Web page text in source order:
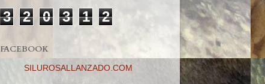
3 2 0 3 1 2
FACEBOOK
SILUROSALLANZADO.COM